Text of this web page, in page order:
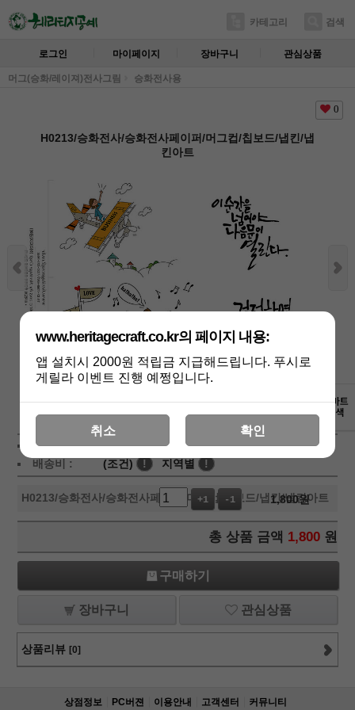
카테고리 검색
로그인 마이페이지 장바구니 관심상품
머그(승화/레이져)전사그림 승화전사용
0
H0213/승화전사/승화전사페이퍼/머그컵/칩보드/냅킨/냅
킨아트
상세보기
상품가 : 1,800원
배송비 :
(조건) ! 지역별 !
H0213/승화전사/승화전사페이퍼/머그컵/칩보드/냅킨/냅킨아트
+1 -1 1,800원
총 상품 금액 1,800 원
구매하기
장바구니 관심상품
상품리뷰 [0]
상점정보 PC버젼 이용안내 고객센터 커뮤니티
www.heritagecraft.co.kr의 페이지 내용:
앱 설치시 2000원 적립금 지급해드립니다. 푸시로
게릴라 이벤트 진행 예쩡입니다.
취소 확인